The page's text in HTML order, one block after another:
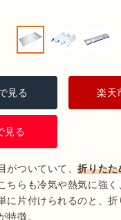
見る 楽天
見る
がついていて、折りたた
ちらも冷気や熱気に強
に片付けられるのと、